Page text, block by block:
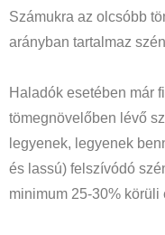
Számukra az olcsóbb
arányban tartalmaz
Haladók esetében már
tömegnövelőben lévő
legyenek, legyenek
és lassú) felszívódó
minimum 25-30% körüli